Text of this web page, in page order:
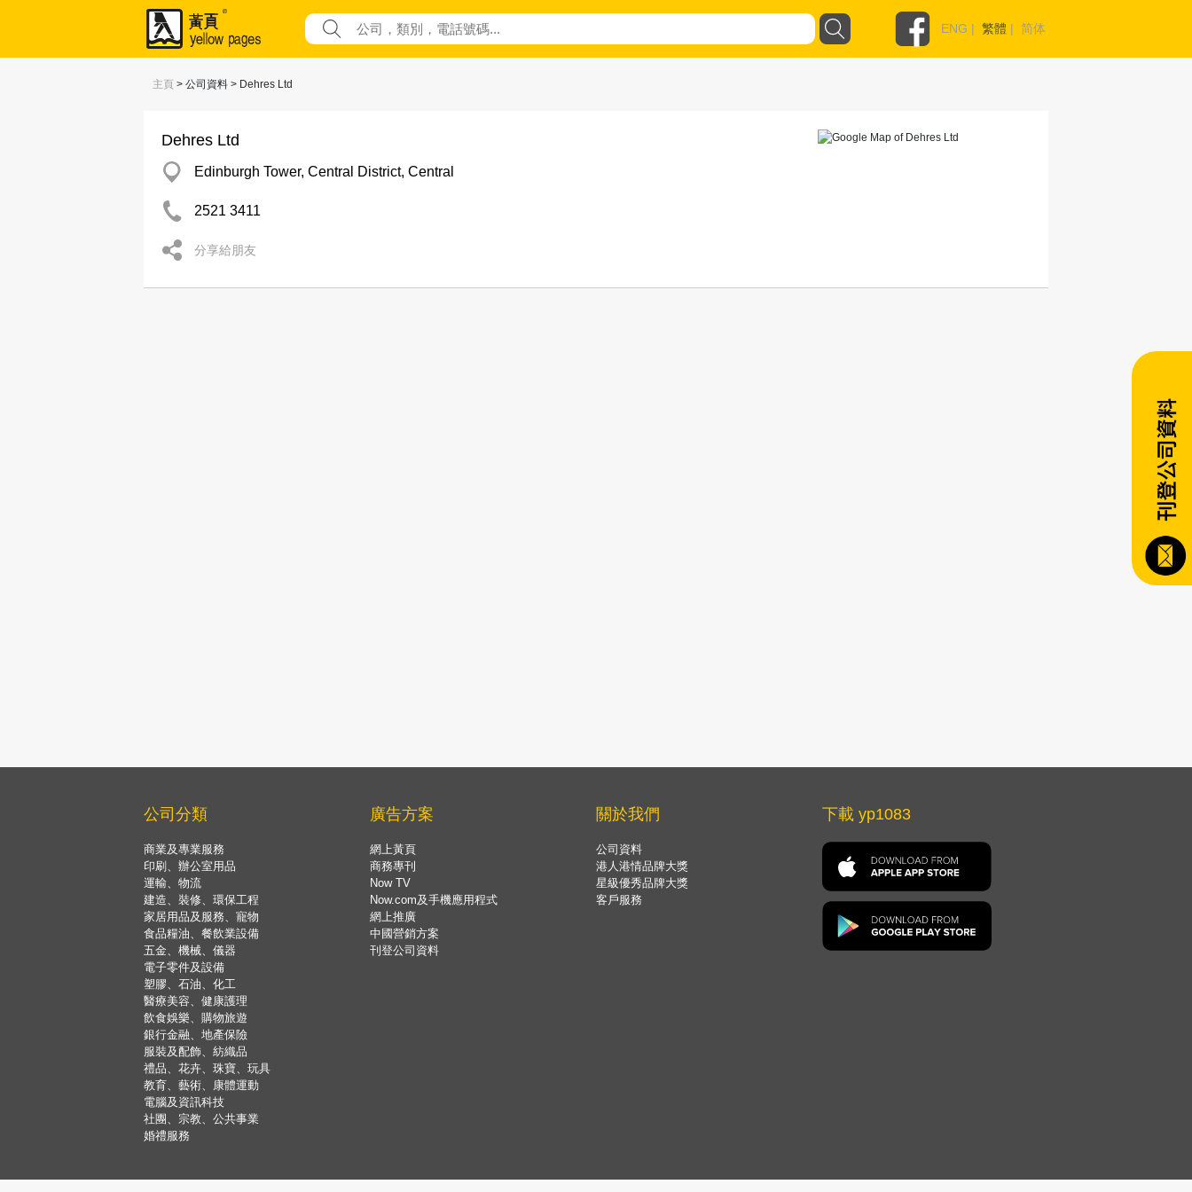
ENG | 繁體 | 简体
主頁 > 公司資料 > Dehres Ltd
Dehres Ltd
Edinburgh Tower, Central District, Central
2521 3411
分享給朋友
公司分類
商業及專業服務
印刷、辦公室用品
運輸、物流
建造、裝修、環保工程
家居用品及服務、寵物
食品糧油、餐飲業設備
五金、機械、儀器
電子零件及設備
塑膠、石油、化工
醫療美容、健康護理
飲食娛樂、購物旅遊
銀行金融、地產保險
服裝及配飾、紡織品
禮品、花卉、珠寶、玩具
教育、藝術、康體運動
電腦及資訊科技
社團、宗教、公共事業
婚禮服務
廣告方案
網上黃頁
商務專刊
Now TV
Now.com及手機應用程式
網上推廣
中國營銷方案
刊登公司資料
關於我們
公司資料
港人港情品牌大獎
星級優秀品牌大獎
客戶服務
下載 yp1083